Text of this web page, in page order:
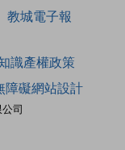
教城電子報
司
識產權政策
障礙網站設計